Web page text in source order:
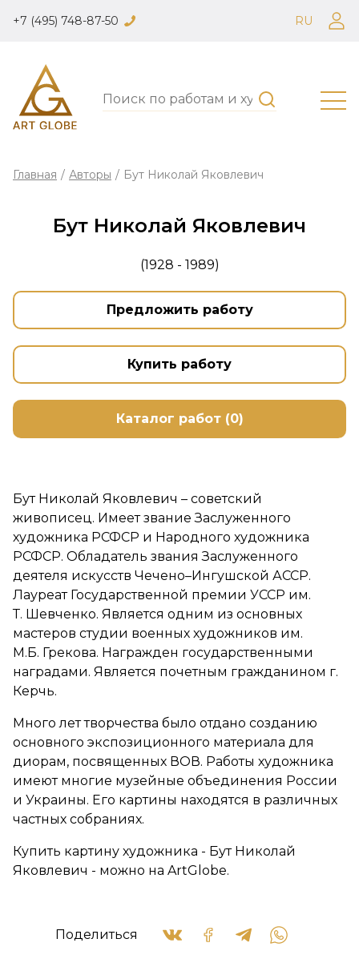
+7 (495) 748-87-50 RU
Главная / Авторы / Бут Николай Яковлевич
Бут Николай Яковлевич
(1928 - 1989)
Предложить работу
Купить работу
Каталог работ (0)
Бут Николай Яковлевич – советский
живописец. Имеет звание Заслуженного
художника РСФСР и Народного художника
РСФСР. Обладатель звания Заслуженного
деятеля искусств Чечено–Ингушской АССР.
Лауреат Государственной премии УССР им.
Т. Шевченко. Является одним из основных
мастеров студии военных художников им.
М.Б. Грекова. Награжден государственными
наградами. Является почетным гражданином г.
Керчь.
Много лет творчества было отдано созданию
основного экспозиционного материала для
диорам, посвященных ВОВ. Работы художника
имеют многие музейные объединения России
и Украины. Его картины находятся в различных
частных собраниях.
Купить картину художника - Бут Николай
Яковлевич - можно на ArtGlobe.
Поделиться